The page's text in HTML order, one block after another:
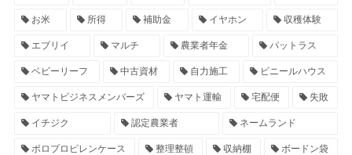
お米 所得 補助金 イヤホン 収穫体験
エブリイ マルチ 農業者年金 パットラス
ベビーリーフ 中古資材 自力施工 ビニールハウス
ヤマトビジネスメンバーズ ヤマト運輸 宅配便 失敗
イチジク 認定農業者 ネームランド
ポロプロピレンケース 整理整頓 収納棚 ボードン袋